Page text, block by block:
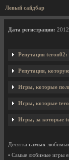
Левый сайдбар
Дата регистрации:
Репутация teron02:
Репутация,
Игры, которые
Игры, которые
Игры, за которые
Десятка самых
• Самые любимые игры